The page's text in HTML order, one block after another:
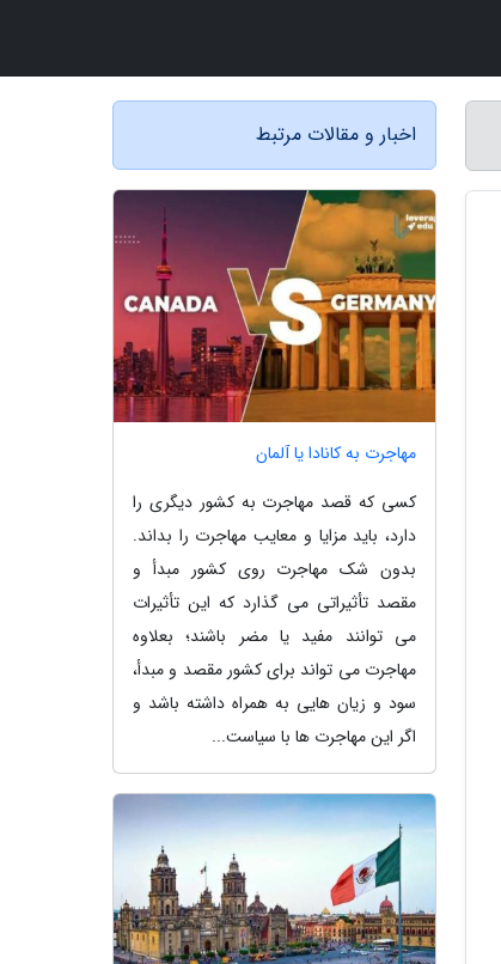
اخبار و مقالات مرتبط
مهاجرت به کانادا یا آلمان
کسی که قصد مهاجرت به کشور دیگری را
دارد، باید مزایا و معایب مهاجرت را بداند.
بدون شک مهاجرت روی کشور مبدأ و
مقصد تأثیراتی می گذارد که این تأثیرات
می توانند مفید یا مضر باشند؛ بعلاوه
مهاجرت می تواند برای کشور مقصد و مبدأ،
سود و زیان هایی به همراه داشته باشد و
اگر این مهاجرت ها با سیاست...